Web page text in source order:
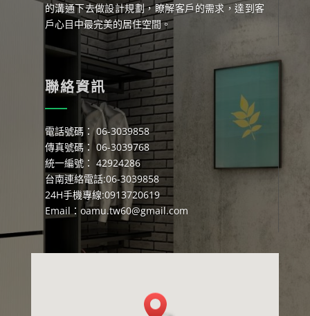
的溝通下去做設計規劃，瞭解客戶的需求，達到客
戶心目中最完美的居住空間。
聯絡資訊
電話號碼： 06-3039858
傳真號碼： 06-3039768
統一編號： 42924286
台南連絡電話:06-3039858
24H手機專線:0913720619
Email： oamu.tw60@gmail.com